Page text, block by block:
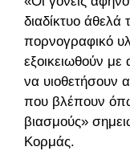
διαδίκτυο
πορνογραφικό
εξοικειωθούν με
να υιοθετήσουν
που βλέπουν
βιασμούς»
Κορμάς.